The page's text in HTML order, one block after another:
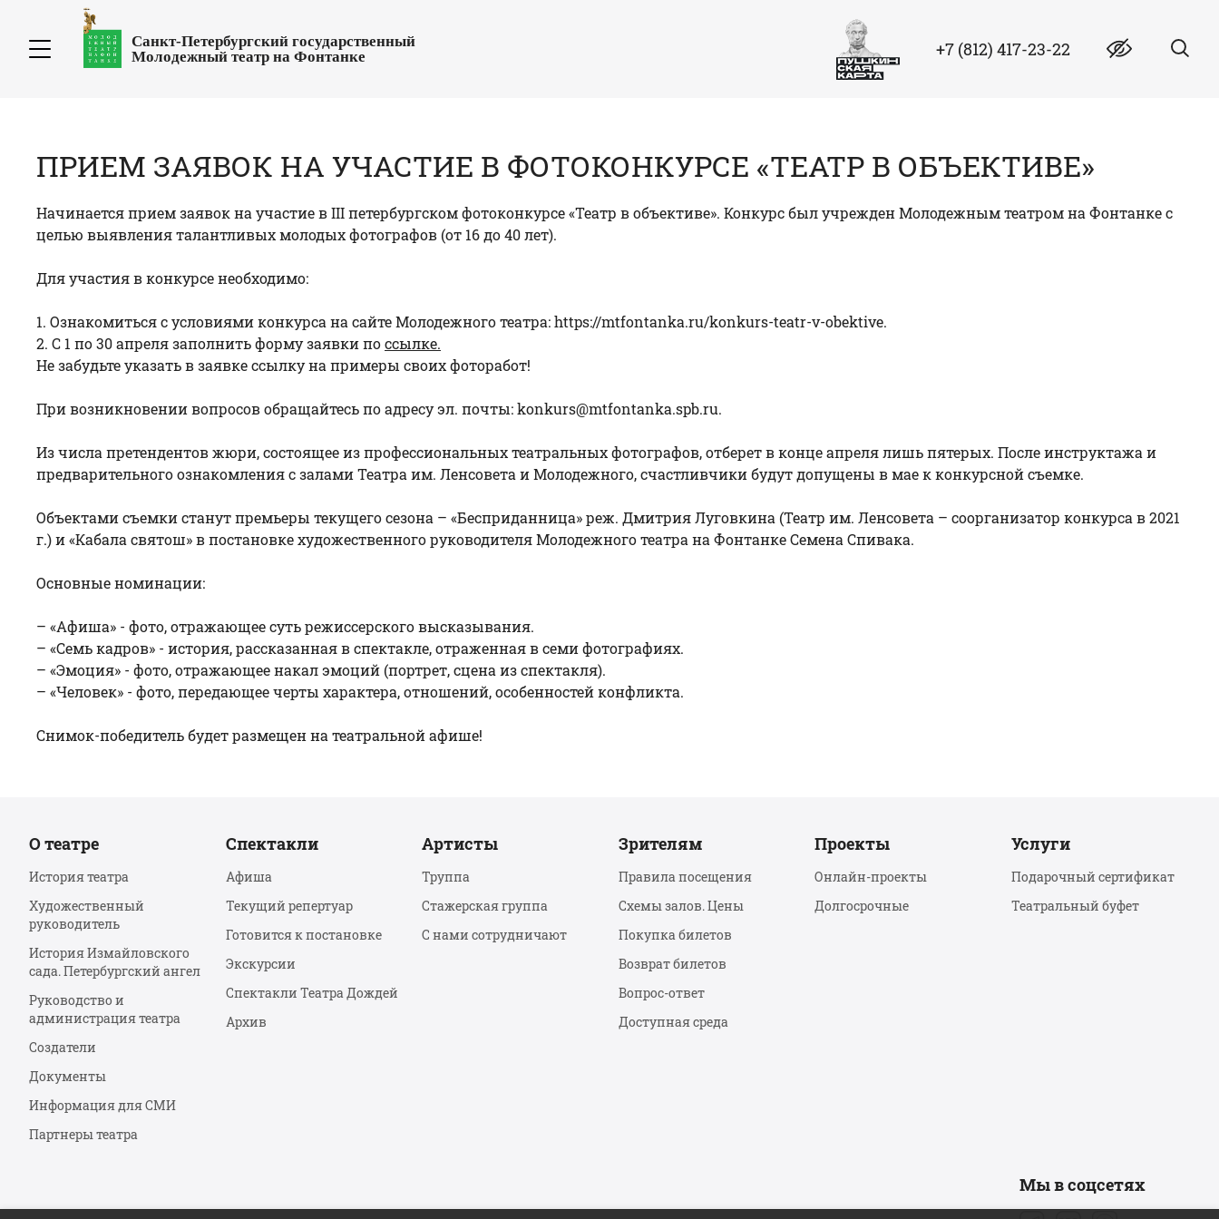
Санкт-Петербургский государственный
Молодежный театр на Фонтанке
+7 (812) 417-23-22
ПРИЕМ ЗАЯВОК НА УЧАСТИЕ В ФОТОКОНКУРСЕ «ТЕАТР В ОБЪЕКТИВЕ»
Начинается прием заявок на участие в III петербургском фотоконкурсе «Театр в объективе». Конкурс был учрежден Молодежным театром на Фонтанке с
целью выявления талантливых молодых фотографов (от 16 до 40 лет).
Для участия в конкурсе необходимо:
1. Ознакомиться с условиями конкурса на сайте Молодежного театра:https://mtfontanka.ru/konkurs-teatr-v-obektive.
2. С 1 по 30 апреля заполнить форму заявки поссылке.
Не забудьте указать в заявке ссылку на примеры своих фоторабот!
При возникновении вопросов обращайтесь по адресу эл. почты:konkurs@mtfontanka.spb.ru.
Из числа претендентов жюри, состоящее из профессиональных театральных фотографов, отберет в конце апреля лишь пятерых. После инструктажа и
предварительного ознакомления с залами Театра им. Ленсовета и Молодежного, счастливчики будут допущены в мае к конкурсной съемке.
Объектами съемки станут премьеры текущего сезона – «Бесприданница» реж. Дмитрия Луговкина (Театр им. Ленсовета – соорганизатор конкурса в 2021
г.) и «Кабала святош» в постановке художественного руководителя Молодежного театра на Фонтанке Семена Спивака.
Основные номинации:
– «Афиша» - фото, отражающее суть режиссерского высказывания.
– «Семь кадров» - история, рассказанная в спектакле, отраженная в семи фотографиях.
– «Эмоция» - фото, отражающее накал эмоций (портрет, сцена из спектакля).
– «Человек» - фото, передающее черты характера, отношений, особенностей конфликта.
Снимок-победитель будет размещен на театральной афише!
О театре
История театра
Художественный
руководитель
История Измайловского
сада. Петербургский ангел
Руководство и
администрация театра
Создатели
Документы
Информация для СМИ
Партнеры театра
Спектакли
Афиша
Текущий репертуар
Готовится к постановке
Экскурсии
Спектакли Театра Дождей
Архив
Артисты
Труппа
Стажерская группа
С нами сотрудничают
Зрителям
Правила посещения
Схемы залов. Цены
Покупка билетов
Возврат билетов
Вопрос-ответ
Доступная среда
Проекты
Онлайн-проекты
Долгосрочные
Услуги
Подарочный сертификат
Театральный буфет
Мы в соцсетях